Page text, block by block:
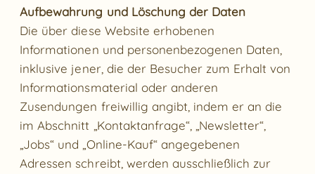
Aufbewahrung und Löschung der Daten
Die über diese Website erhobenen
Informationen und personenbezogenen Daten,
inklusive jener, die der Besucher zum Erhalt von
Informationsmaterial oder anderen
Zusendungen freiwillig angibt, indem er an die
im Abschnitt „Kontaktanfrage“, „Newsletter“,
„Jobs“ und „Online-Kauf“ angegebenen
Adressen schreibt, werden ausschließlich zur